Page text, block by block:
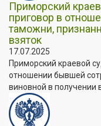
Приморский
приговор в
таможни,
взяток
17.07.2025
Приморский краевой
отношении бывшей
виновной в получении